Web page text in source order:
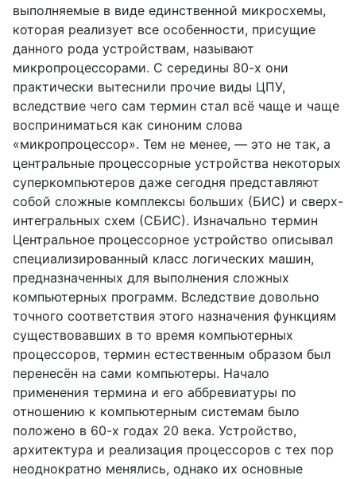
выполняемые в виде единственной микросхемы,
которая реализует все особенности, присущие
данного рода устройствам, называют
микропроцессорами. С середины 80-х они
практически вытеснили прочие виды ЦПУ,
вследствие чего сам термин стал всё чаще и чаще
восприниматься как синоним слова
«микропроцессор». Тем не менее, — это не так, а
центральные процессорные устройства некоторых
суперкомпьютеров даже сегодня представляют
собой сложные комплексы больших (БИС) и сверх-
интегральных схем (СБИС). Изначально термин
Центральное процессорное устройство описывал
специализированный класс логических машин,
предназначенных для выполнения сложных
компьютерных программ. Вследствие довольно
точного соответствия этого назначения функциям
существовавших в то время компьютерных
процессоров, термин естественным образом был
перенесён на сами компьютеры. Начало
применения термина и его аббревиатуры по
отношению к компьютерным системам было
положено в 60-х годах 20 века. Устройство,
архитектура и реализация процессоров с тех пор
неоднократно менялись, однако их основные